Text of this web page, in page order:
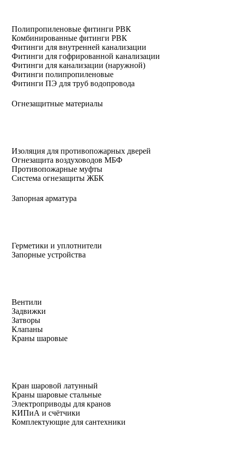
Полипропиленовые фитинги РВК
Комбинированные фитинги РВК
Фитинги для внутренней канализации
Фитинги для гофрированной канализации
Фитинги для канализации (наружной)
Фитинги полипропиленовые
Фитинги ПЭ для труб водопровода
Огнезащитные материалы
Изоляция для противопожарных дверей
Огнезащита воздуховодов МБФ
Противопожарные муфты
Система огнезащиты ЖБК
Запорная арматура
Герметики и уплотнители
Запорные устройства
Вентили
Задвижки
Затворы
Клапаны
Краны шаровые
Кран шаровой латунный
Краны шаровые стальные
Электроприводы для кранов
КИПиА и счётчики
Комплектующие для сантехники